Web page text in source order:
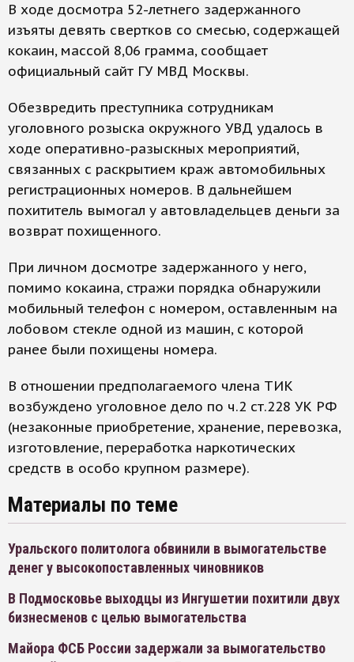
В ходе досмотра 52-летнего задержанного
изъяты девять свертков со смесью, содержащей
кокаин, массой 8,06 грамма, сообщает
официальный сайт ГУ МВД Москвы.
Обезвредить преступника сотрудникам
уголовного розыска окружного УВД удалось в
ходе оперативно-разыскных мероприятий,
связанных с раскрытием краж автомобильных
регистрационных номеров. В дальнейшем
похититель вымогал у автовладельцев деньги за
возврат похищенного.
При личном досмотре задержанного у него,
помимо кокаина, стражи порядка обнаружили
мобильный телефон с номером, оставленным на
лобовом стекле одной из машин, с которой
ранее были похищены номера.
В отношении предполагаемого члена ТИК
возбуждено уголовное дело по ч.2 ст.228 УК РФ
(незаконные приобретение, хранение, перевозка,
изготовление, переработка наркотических
средств в особо крупном размере).
Материалы по теме
Уральского политолога обвинили в вымогательстве
денег у высокопоставленных чиновников
В Подмосковье выходцы из Ингушетии похитили двух
бизнесменов с целью вымогательства
Майора ФСБ России задержали за вымогательство